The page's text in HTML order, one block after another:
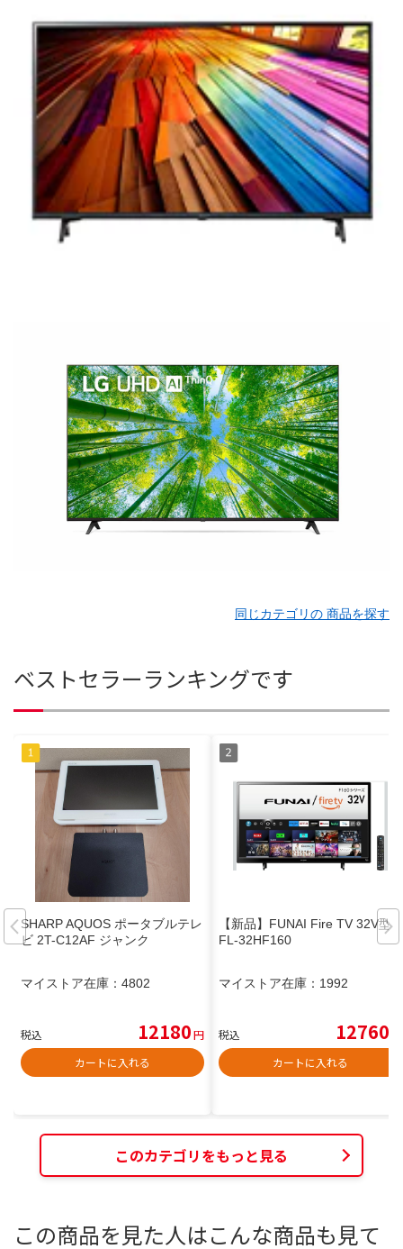
同じカテゴリの 商品を探す
ベストセラーランキングです
SHARP AQUOS ポータブルテレ
ビ 2T-C12AF ジャンク
マイストア在庫： 4802
税込 12180円
カートに入れる
【新品】FUNAI Fire TV 32V型
FL-32HF160
マイストア在庫： 1992
税込 12760
カートに入れる
このカテゴリをもっと見る
この商品を見た人はこんな商品も見て